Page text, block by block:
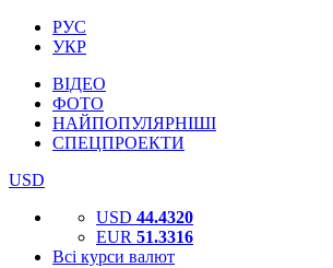
РУС
УКР
ВІДЕО
ФОТО
НАЙПОПУЛЯРНІШІ
СПЕЦПРОЕКТИ
USD
USD 44.4320
EUR 51.3316
Всі курси валют